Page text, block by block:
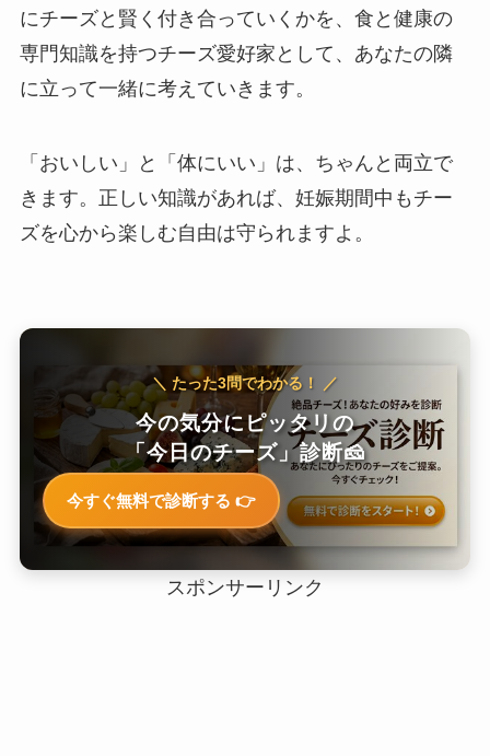
にチーズと賢く付き合っていくかを、食と健康の
専門知識を持つチーズ愛好家として、あなたの隣
に立って一緒に考えていきます。
「おいしい」と「体にいい」は、ちゃんと両立で
きます。正しい知識があれば、妊娠期間中もチー
ズを心から楽しむ自由は守られますよ。
＼ たった3問でわかる！ ／
今の気分にピッタリの
「今日のチーズ」診断🧀
今すぐ無料で診断する 👉
スポンサーリンク